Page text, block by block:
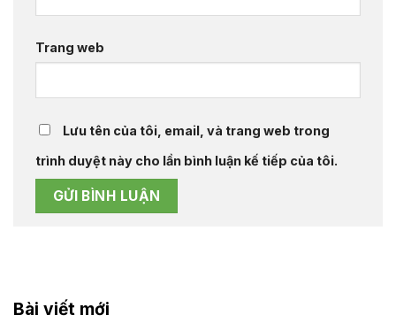
Trang web
Lưu tên của tôi, email, và trang web trong
trình duyệt này cho lần bình luận kế tiếp của tôi.
Bài viết mới